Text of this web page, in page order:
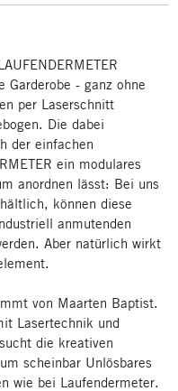
Garderobe - ganz ohne
per Laserschnitt
Die dabei
der einfachen
ein modulares
anordnen lässt: Bei uns
können diese
anmutenden
Aber natürlich wirkt
von Maarten Baptist.
Lasertechnik und
die kreativen
scheinbar Unlösbares
wie bei Laufendermeter.